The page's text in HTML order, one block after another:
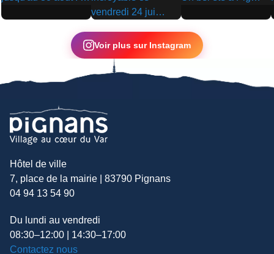
▶
▶
▶
Voir plus sur Instagram
Hôtel de ville
7, place de la mairie | 83790 Pignans
04 94 13 54 90
Du lundi au vendredi
08:30–12:00 | 14:30–17:00
Contactez nous